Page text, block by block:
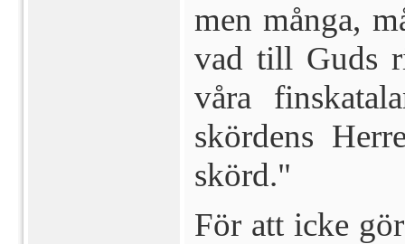
men många,
vad till Guds
våra
skördens
skörd."
För att icke